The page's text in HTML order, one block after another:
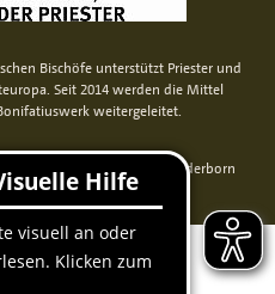
Bischöfe unterstützt Priester und
Seit 2014 werden die Mittel
weitergeleitet.
e. V., Kamp 22, 33098 Paderborn
Sitemap